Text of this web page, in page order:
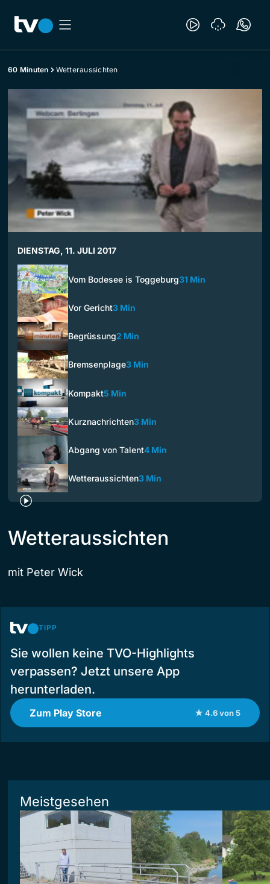
60 Minuten Wetteraussichten
DIENSTAG, 11. JULI 2017
Vom Bodesee is Toggeburg31 Min
Vor Gericht3 Min
Begrüssung2 Min
Bremsenplage3 Min
Kompakt5 Min
Kurznachrichten3 Min
Abgang von Talent4 Min
Wetteraussichten3 Min
Wetteraussichten
mit Peter Wick
TIPP
Sie wollen keine TVO-Highlights
verpassen? Jetzt unsere App
herunterladen.
Zum Play Store ★ 4.6 von 5
Meistgesehen